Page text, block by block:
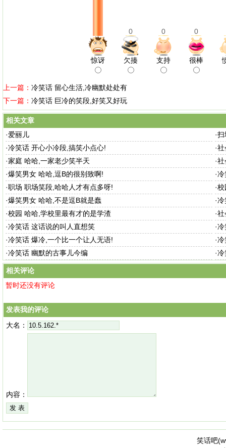
0 0 0
惊讶 欠揍 支持 很棒
上一篇： 冷笑话 留心生活,冷幽默处处有
下一篇： 冷笑话 巨冷的笑段,好笑又好玩
相关文章
·爱丽儿 ·扫
·冷笑话 开心小冷段,搞笑小点心! ·社
·家庭 哈哈,一家老少笑半天 ·社
·爆笑男女 哈哈,逗B的很别致啊! ·冷
·职场 职场笑段,哈哈人才有点多呀! ·校
·爆笑男女 哈哈,不是逗B就是蠢 ·冷
·校园 哈哈,学校里最有才的是学渣 ·社
·冷笑话 这话说的叫人直想笑 ·冷
·冷笑话 爆冷,一个比一个让人无语! ·冷
·冷笑话 幽默的古事儿今编 ·冷
相关评论
暂时还没有评论
发表我的评论
大名：
内容：
笑话吧(